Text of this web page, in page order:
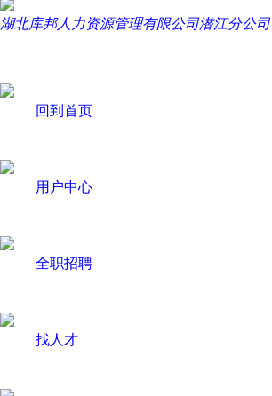
湖北库邦人力资源管理有限公司潜江分公司
回到首页
用户中心
全职招聘
找人才